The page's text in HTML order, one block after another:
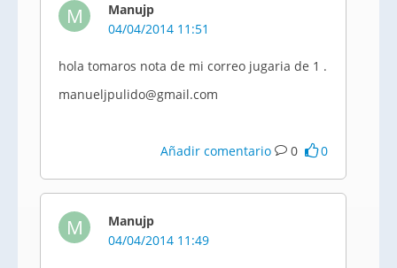
M
Manujp
04/04/2014 11:51
hola tomaros nota de mi correo jugaria de 1 .
manueljpulido@gmail.com
Añadir comentario 0 0
M
Manujp
04/04/2014 11:49